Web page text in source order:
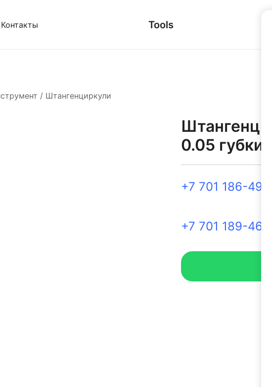
Контакты Tools
/ Штангенциркули
0.05
+7 701 186-49-
+7 701 189-46-